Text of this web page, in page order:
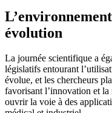
évolution
La journée scientifique a
législatifs entourant
évolue, et les chercheurs
favorisant l’innovation et
ouvrir la voie à des